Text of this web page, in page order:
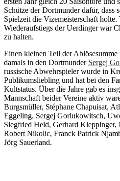
Schütze der Dortmunder dafür, dass
Spielzeit die Vizemeisterschaft holte.
Wiederaufstiegs der Uerdinger war
zu halten.
Einen kleinen Teil der
damals in den Dortmunder Sergej
russische Abwehrspieler wurde in
Publikumsliebling und hat bei den
Kultstatus. Über die Jahre gab es
Mannschaft beider Vereine aktiv
Burgsmüller, Stéphane Chapuisat,
Eggeling, Sergej Gorlukowitsch,
Siegfried Held, Gerhard
Robert Nikolic, Franck Patrick
Jörg Sauerland.